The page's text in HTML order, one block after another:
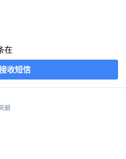
在
收短信
前